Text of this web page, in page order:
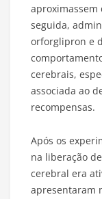
aproximassem
seguida,
orforglipron e
cerebrais,
associada ao
recompensas.
Após os
na liberação
cerebral era
apresentaram